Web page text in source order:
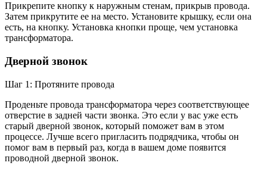
Прикрепите кнопку к наружным стенам, прикрыв провода.
Затем прикрутите ее на место. Установите крышку, если она
есть, на кнопку. Установка кнопки проще, чем установка
трансформатора.
Дверной звонок
Шаг 1: Протяните провода
Проденьте провода трансформатора через соответствующее
отверстие в задней части звонка. Это если у вас уже есть
старый дверной звонок, который поможет вам в этом
процессе. Лучше всего пригласить подрядчика, чтобы он
помог вам в первый раз, когда в вашем доме появится
проводной дверной звонок.